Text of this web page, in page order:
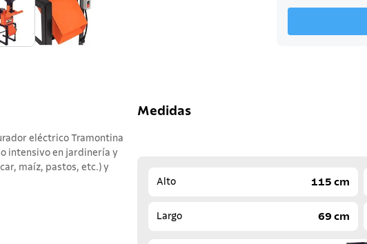
eléctrico Tramontina
intensivo en jardinería y
maíz, pastos, etc.) y
Medidas
Alto 115 cm
Largo 69 cm